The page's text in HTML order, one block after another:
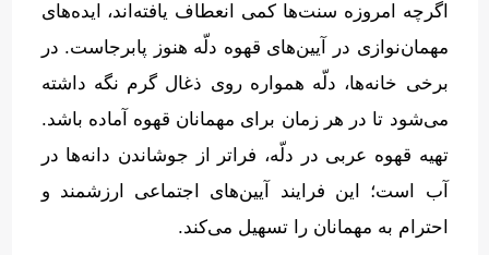
اگرچه امروزه سنت‌ها کمی انعطاف یافته‌اند، ایده‌های
مهمان‌نوازی در آیین‌های قهوه دلّه هنوز پابرجاست. در
برخی خانه‌ها، دلّه همواره روی ذغال گرم نگه داشته
می‌شود تا در هر زمان برای مهمانان قهوه آماده باشد.
تهیه قهوه عربی در دلّه، فراتر از جوشاندن دانه‌ها در
آب است؛ این فرایند آیین‌های اجتماعی ارزشمند و
احترام به مهمانان را تسهیل می‌کند.